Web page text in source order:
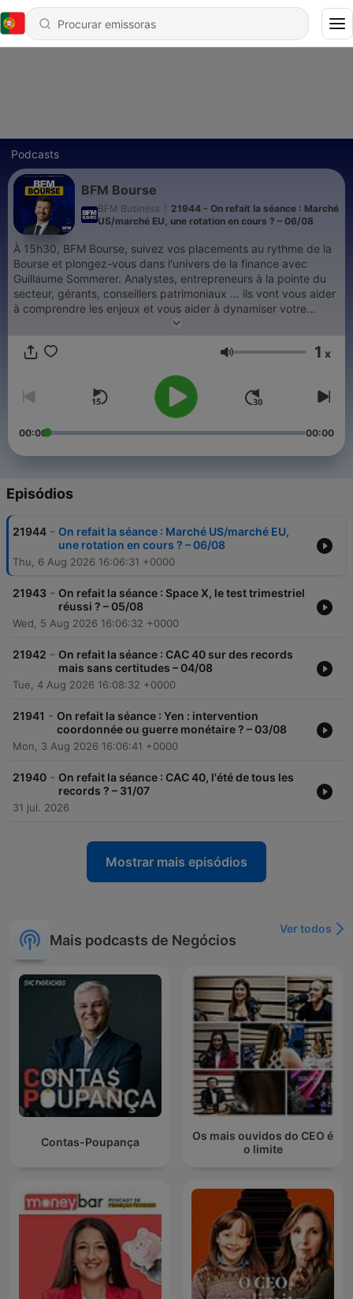
Podcasts
BFM Bourse
BFM Business
21944 - On refait la séance : Marché
US/marché EU, une rotation en cours ? – 06/08
À 15h30, BFM Bourse, suivez vos placements au rythme de la
Bourse et plongez-vous dans l'univers de la finance avec
Guillaume Sommerer. Analystes, entrepreneurs à la pointe du
secteur, gérants, conseillers patrimoniaux … ils vont vous aider
à comprendre les enjeux et vous aider à dynamiser votre
portefeuille. Retrouvez l’émission du lundi au vendredi et
Volume 1 x
00:00 00:00
Episódios
21944 - On refait la séance : Marché US/marché EU,
une rotation en cours ? – 06/08
Thu, 6 Aug 2026 16:06:31 +0000
21943 - On refait la séance : Space X, le test trimestriel
réussi ? – 05/08
Wed, 5 Aug 2026 16:06:32 +0000
21942 - On refait la séance : CAC 40 sur des records
mais sans certitudes – 04/08
Tue, 4 Aug 2026 16:08:32 +0000
21941 - On refait la séance : Yen : intervention
coordonnée ou guerre monétaire ? – 03/08
Mon, 3 Aug 2026 16:06:41 +0000
21940 - On refait la séance : CAC 40, l'été de tous les
records ? – 31/07
31 jul. 2026
Mostrar mais episódios
Mais podcasts de Negócios
Ver todos
Contas-Poupança
Os mais ouvidos do CEO é
o limite